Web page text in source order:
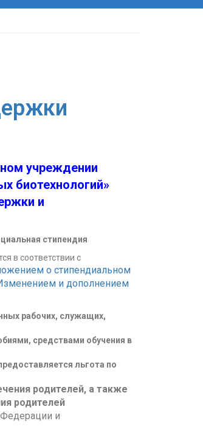
учреждении
биотехнологий»
и
стипендия
в соответствии с
о стипендиальном
и дополнением
рабочих, служащих,
средствами обучения в
льгота по
родителей, а также
родителей
Федерации и